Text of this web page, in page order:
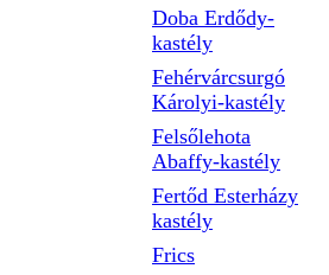
Doba Erdődy-
kastély
Fehérvárcsurgó
Károlyi-kastély
Felsőlehota
Abaffy-kastély
Fertőd Esterházy
kastély
Frics